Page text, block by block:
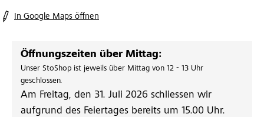
In Google Maps öffnen
Öffnungszeiten über Mittag:
Unser StoShop ist jeweils über Mittag von 12 - 13 Uhr
geschlossen.
Am Freitag, den 31. Juli 2026 schliessen wir
aufgrund des Feiertages bereits um 15.00 Uhr.